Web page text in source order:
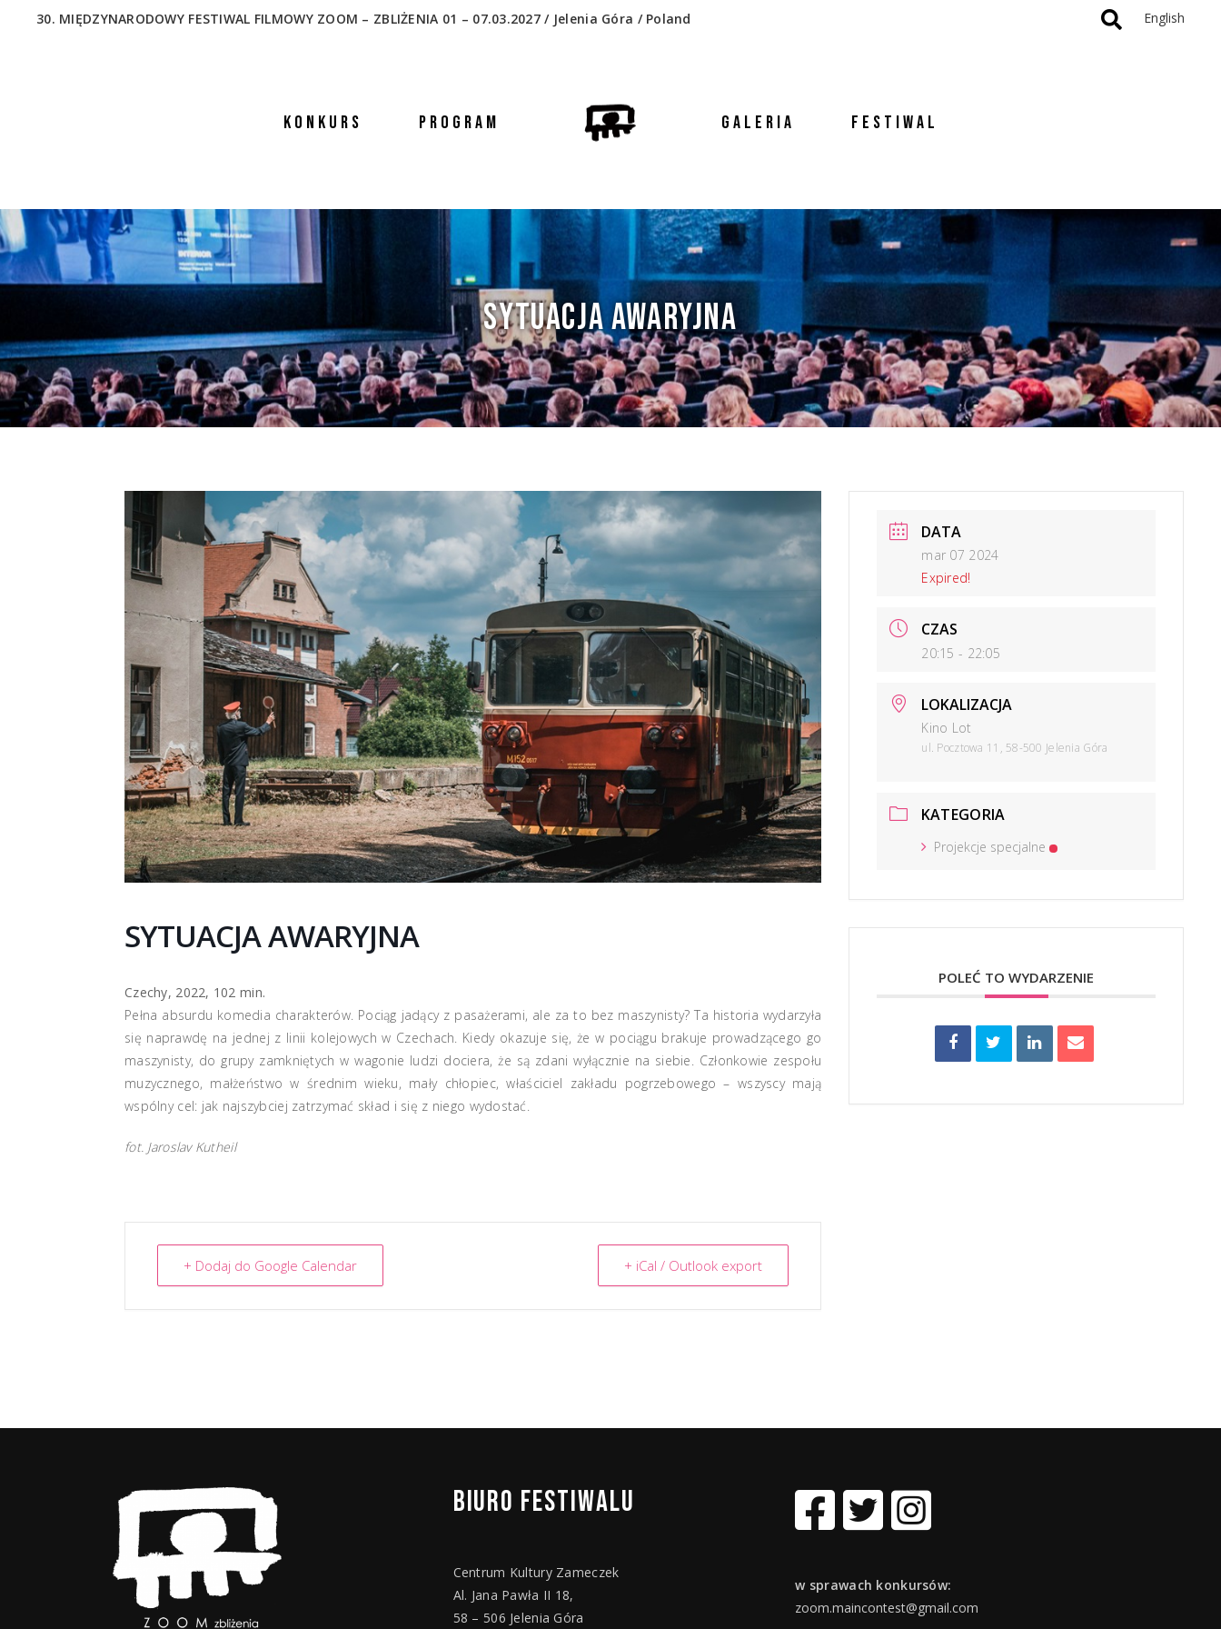
30. MIĘDZYNARODOWY FESTIWAL FILMOWY ZOOM – ZBLIŻENIA 01 – 07.03.2027 / Jelenia Góra / Poland English
KONKURS PROGRAM GALERIA FESTIWAL
SYTUACJA AWARYJNA
NAN
SYTUACJA AWARYJNA
Czechy, 2022, 102 min.
Pełna absurdu komedia charakterów. Pociąg jadący z pasażerami, ale za to bez maszynisty? Ta historia wydarzyła
się naprawdę na jednej z linii kolejowych w Czechach. Kiedy okazuje się, że w pociągu brakuje prowadzącego go
maszynisty, do grupy zamkniętych w wagonie ludzi dociera, że są zdani wyłącznie na siebie. Członkowie zespołu
muzycznego, małżeństwo w średnim wieku, mały chłopiec, właściciel zakładu pogrzebowego – wszyscy mają
wspólny cel: jak najszybciej zatrzymać skład i się z niego wydostać.
fot. Jaroslav Kutheil
+ Dodaj do Google Calendar + iCal / Outlook export
DATA
mar 07 2024
Expired!
CZAS
20:15 - 22:05
LOKALIZACJA
Kino Lot
ul. Pocztowa 11, 58-500 Jelenia Góra
KATEGORIA
Projekcje specjalne
POLEĆ TO WYDARZENIE
BIURO FESTIWALU
Centrum Kultury Zameczek
Al. Jana Pawła II 18,
58 – 506 Jelenia Góra
w sprawach konkursów:
zoom.maincontest@gmail.com